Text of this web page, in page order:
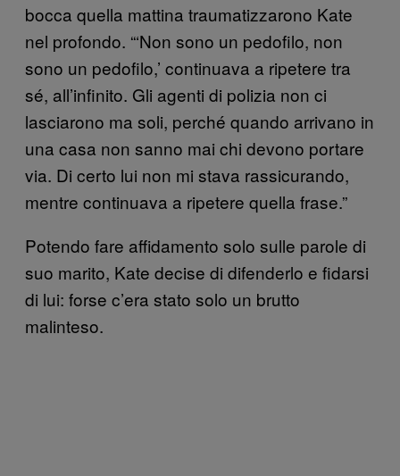
bocca quella mattina traumatizzarono Kate
nel profondo. “‘Non sono un pedofilo, non
sono un pedofilo,’ continuava a ripetere tra
sé, all’infinito. Gli agenti di polizia non ci
lasciarono ma soli, perché quando arrivano in
una casa non sanno mai chi devono portare
via. Di certo lui non mi stava rassicurando,
mentre continuava a ripetere quella frase.”
Potendo fare affidamento solo sulle parole di
suo marito, Kate decise di difenderlo e fidarsi
di lui: forse c’era stato solo un brutto
malinteso.